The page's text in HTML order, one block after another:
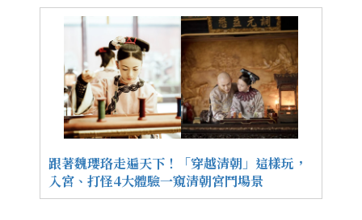
跟著魏瓔珞走遍天下！「穿越清朝」這樣玩，
入宮、打怪4大體驗一窺清朝宮鬥場景